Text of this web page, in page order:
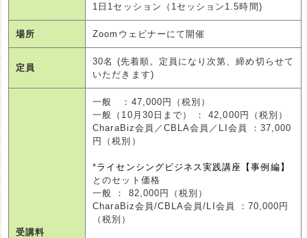
1日1セッション（1セッション1.5時間)
場所 Zoomウェビナーにて開催
定員
30名 (先着順。定員になり次第、締め切らせて
いただきます)
受講料
一般 ：47,000円（税別）
一般（10月30日まで） ： 42,000円（税別）
CharaBiz会員／CBLA会員／LI会員 ：37,000
円（税別）
*ライセンシングビジネス実践講座【事例編】
とのセット価格
一般 ： 82,000円（税別）
CharaBiz会員/CBLA会員/LI会員 ：70,000円
（税別）